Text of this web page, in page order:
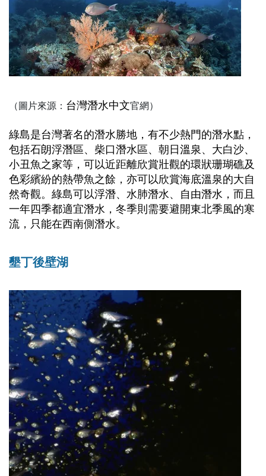
（圖片來源： 台灣潛水中文官網）
綠島是台灣著名的潛水勝地，有不少熱門的潛水點，
包括石朗浮潛區、柴口潛水區、朝日溫泉、大白沙、
小丑魚之家等，可以近距離欣賞壯觀的環狀珊瑚礁及
色彩繽紛的熱帶魚之餘，亦可以欣賞海底溫泉的大自
然奇觀。綠島可以浮潛、水肺潛水、自由潛水，而且
一年四季都適宜潛水，冬季則需要避開東北季風的寒
流，只能在西南側潛水。
墾丁後壁湖